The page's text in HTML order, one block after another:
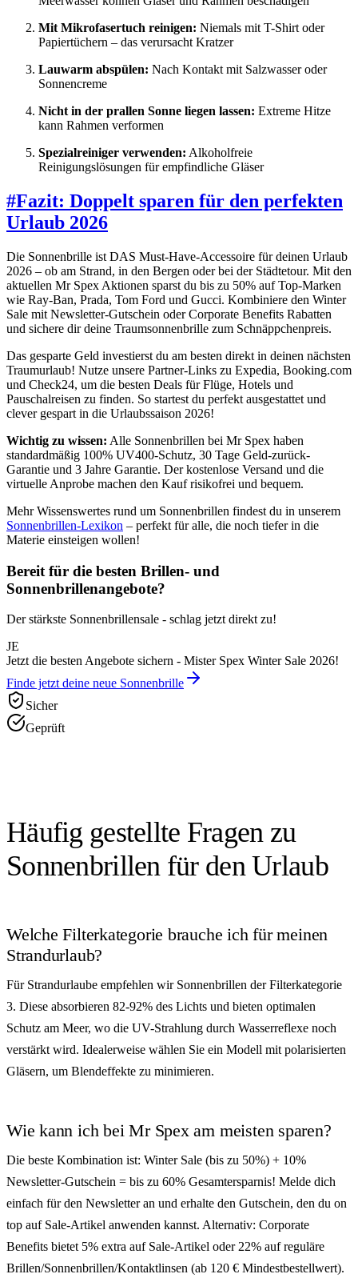
Mit Mikrofasertuch reinigen: Niemals mit T-Shirt oder
Papiertüchern – das verursacht Kratzer
Lauwarm abspülen: Nach Kontakt mit Salzwasser oder
Sonnencreme
Nicht in der prallen Sonne liegen lassen: Extreme Hitze
kann Rahmen verformen
Spezialreiniger verwenden: Alkoholfreie
Reinigungslösungen für empfindliche Gläser
#Fazit: Doppelt sparen für den perfekten
Urlaub 2026
Die Sonnenbrille ist DAS Must-Have-Accessoire für deinen Urlaub
2026 – ob am Strand, in den Bergen oder bei der Städtetour. Mit den
aktuellen Mr Spex Aktionen sparst du bis zu 50% auf Top-Marken
wie Ray-Ban, Prada, Tom Ford und Gucci. Kombiniere den Winter
Sale mit Newsletter-Gutschein oder Corporate Benefits Rabatten
und sichere dir deine Traumsonnenbrille zum Schnäppchenpreis.
Das gesparte Geld investierst du am besten direkt in deinen nächsten
Traumurlaub! Nutze unsere Partner-Links zu Expedia, Booking.com
und Check24, um die besten Deals für Flüge, Hotels und
Pauschalreisen zu finden. So startest du perfekt ausgestattet und
clever gespart in die Urlaubssaison 2026!
Wichtig zu wissen: Alle Sonnenbrillen bei Mr Spex haben
standardmäßig 100% UV400-Schutz, 30 Tage Geld-zurück-
Garantie und 3 Jahre Garantie. Der kostenlose Versand und die
virtuelle Anprobe machen den Kauf risikofrei und bequem.
Mehr Wissenswertes rund um Sonnenbrillen findest du in unserem
Sonnenbrillen-Lexikon – perfekt für alle, die noch tiefer in die
Materie einsteigen wollen!
Bereit für die besten Brillen- und
Sonnenbrillenangebote?
Der stärkste Sonnenbrillensale - schlag jetzt direkt zu!
JE
Jetzt die besten Angebote sichern - Mister Spex Winter Sale 2026!
Finde jetzt deine neue Sonnenbrille
Sicher
Geprüft
Häufig gestellte Fragen zu
Sonnenbrillen für den Urlaub
Welche Filterkategorie brauche ich für meinen
Strandurlaub?
Für Strandurlaube empfehlen wir Sonnenbrillen der Filterkategorie
3. Diese absorbieren 82-92% des Lichts und bieten optimalen
Schutz am Meer, wo die UV-Strahlung durch Wasserreflexe noch
verstärkt wird. Idealerweise wählen Sie ein Modell mit polarisierten
Gläsern, um Blendeffekte zu minimieren.
Wie kann ich bei Mr Spex am meisten sparen?
Die beste Kombination ist: Winter Sale (bis zu 50%) + 10%
Newsletter-Gutschein = bis zu 60% Gesamtersparnis! Melde dich
einfach für den Newsletter an und erhalte den Gutschein, den du on
top auf Sale-Artikel anwenden kannst. Alternativ: Corporate
Benefits bietet 5% extra auf Sale-Artikel oder 22% auf reguläre
Brillen/Sonnenbrillen/Kontaktlinsen (ab 120 € Mindestbestellwert).